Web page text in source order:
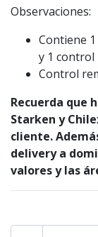
Observaciones:
Contiene
y 1
Control
Recuerda que
Starken y
cliente.
delivery a
valores y las